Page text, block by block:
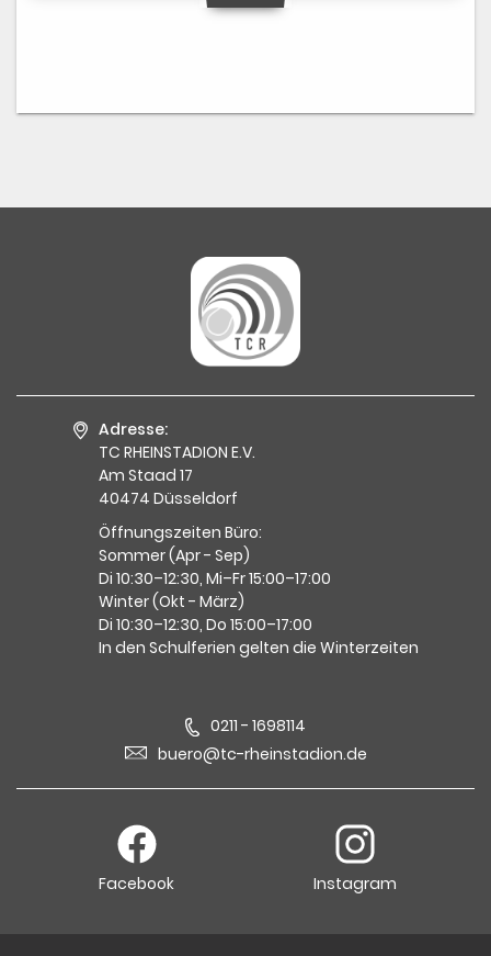
Adresse:
TC RHEINSTADION E.V.
Am Staad 17
40474 Düsseldorf
Öffnungszeiten Büro:
Sommer (Apr - Sep)
Di 10:30–12:30, Mi–Fr 15:00–17:00
Winter (Okt - März)
Di 10:30–12:30, Do 15:00–17:00
In den Schulferien gelten die Winterzeiten
0211 - 1698114
buero@tc-rheinstadion.de
Facebook Instagram